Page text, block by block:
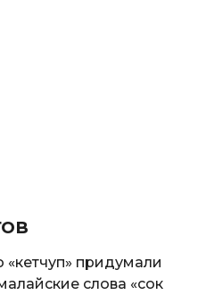
придумали
слова «сок